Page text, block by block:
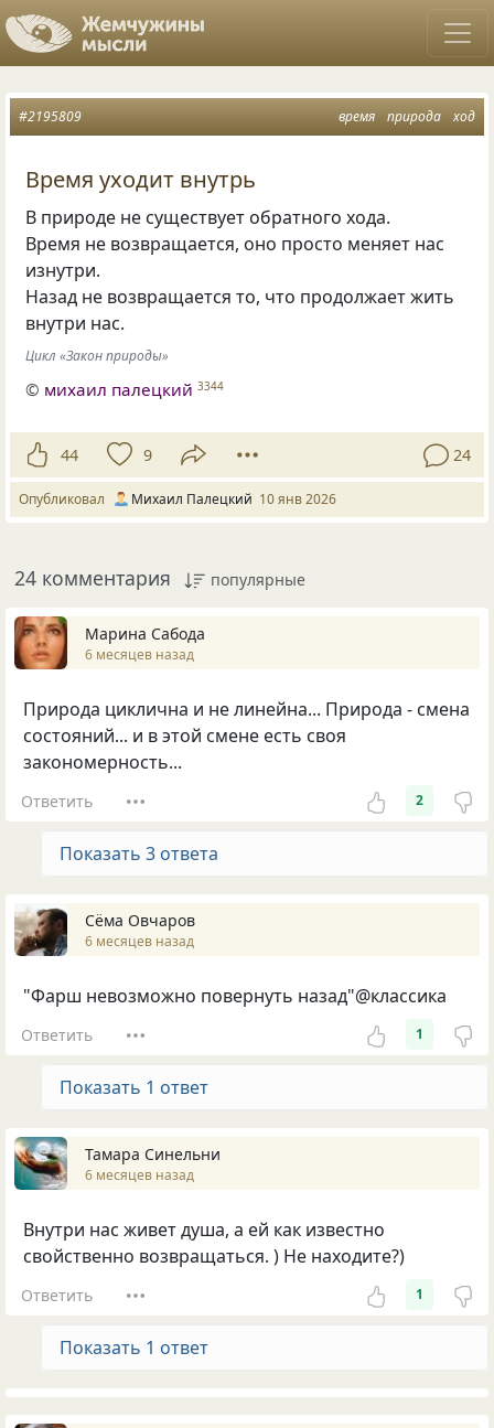
время природа ход
#2195809
Время уходит внутрь
В природе не существует обратного хода.
Время не возвращается, оно просто меняет нас
изнутри.
Назад не возвращается то, что продолжает жить
внутри нас.
Цикл «Закон природы»
© михаил палецкий 3344
44 9 24
Опубликовал Михаил Палецкий 10 янв 2026
24 комментария популярные
Марина Сабода
6 месяцев назад
Природа циклична и не линейна... Природа - смена
состояний... и в этой смене есть своя
закономерность...
Ответить 2
Показать 3 ответа
Сёма Овчаров
6 месяцев назад
"Фарш невозможно повернуть назад"@классика
Ответить 1
Показать 1 ответ
Тамара Синельни
6 месяцев назад
Внутри нас живет душа, а ей как известно
свойственно возвращаться. ) Не находите?)
Ответить 1
Показать 1 ответ